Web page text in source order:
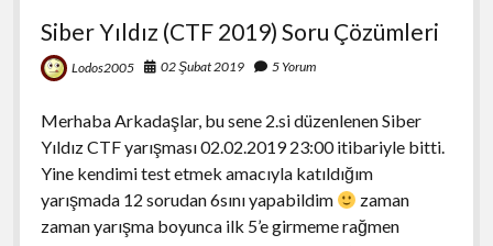
Siber Yıldız (CTF 2019) Soru Çözümleri
Lodos2005 02 Şubat 2019 5 Yorum
Merhaba Arkadaşlar, bu sene 2.si düzenlenen Siber
Yıldız CTF yarışması 02.02.2019 23:00 itibariyle bitti.
Yine kendimi test etmek amacıyla katıldığım
yarışmada 12 sorudan 6sını yapabildim
zaman
zaman yarışma boyunca ilk 5’e girmeme rağmen